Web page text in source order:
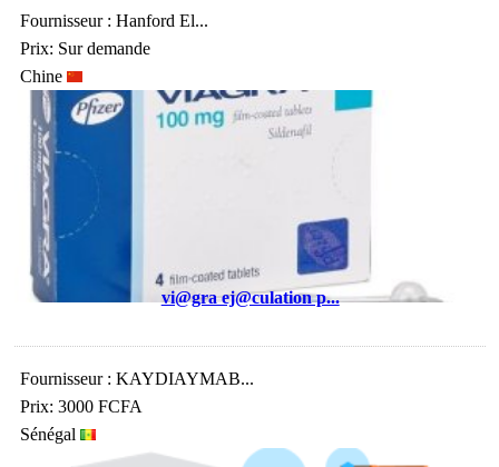
Fournisseur : Hanford El...
Prix: Sur demande
Chine
vi@gra ej@culation p...
Fournisseur : KAYDIAYMAB...
Prix: 3000 FCFA
Sénégal